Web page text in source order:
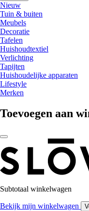
Nieuw
Tuin & buiten
Meubels
Decoratie
Tafelen
Huishoudtextiel
Verlichting
Tapijten
Huishoudelijke apparaten
Lifestyle
Merken
Toevoegen aan
Subtotaal winkelwagen
Bekijk mijn winkelwagen